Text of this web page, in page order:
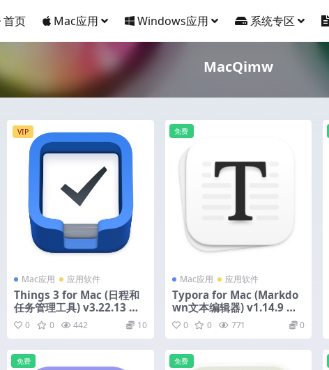
首页 Mac应用 Windows应用 系统专区
MacQimw
VIP
Mac应用 应用软件
Things 3 for Mac (日程和
任务管理工具) v3.22.13 激
活版
0 0 442 10
Mac应用 应用软件
Typora for Mac (Markdo
wn文本编辑器) v1.14.9 激
活版
免费
0 0 771 0
免费 免费